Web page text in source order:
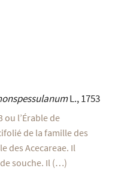
L., 1753
ou l’Érable de
de la famille des
des Acecareae. Il
souche. Il (…)